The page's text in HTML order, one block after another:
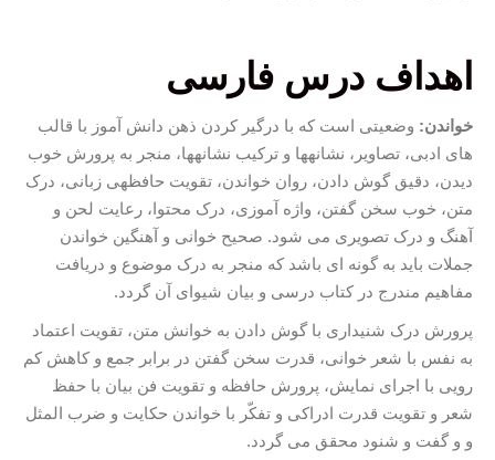
اهداف درس فارسی
خواندن: وضعیتی است که با درگیر کردن ذهن دانش آموز با قالب
های ادبی، تصاویر، نشانه­ها و ترکیب نشانه­ها، منجر به پرورش خوب
دیدن، دقیق گوش دادن، روان خواندن، تقویت حافظه­ی زبانی، درک
متن، خوب سخن گفتن، واژه آموزی، درک محتوا، رعایت لحن و
آهنگ و درک تصویری می شود. صحیح خوانی و آهنگین خواندن
جملات باید به گونه ای باشد که منجر به درک موضوع و دریافت
مفاهیم مندرج در کتاب درسی و بیان شیوای آن گردد.
پرورش درک شنیداری با گوش دادن به خوانش متن، تقویت اعتماد
به نفس با شعر خوانی، قدرت سخن گفتن در برابر جمع و کاهش کم
رویی با اجرای نمایش، پرورش حافظه و تقویت فن بیان با حفظ
شعر و تقویت قدرت ادراکی و تفکّر با خواندن حکایت و ضرب المثل
و و گفت و شنود محقق می گردد.